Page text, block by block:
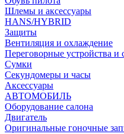
Шлемы и аксессуары
HANS/HYBRID
Защиты
Вентиляция и охлаждение
Переговорные устройства и
Сумки
Секундомеры и часы
Аксессуары
АВТОМОБИЛЬ
Оборудование салона
Двигатель
Оригинальные гоночные